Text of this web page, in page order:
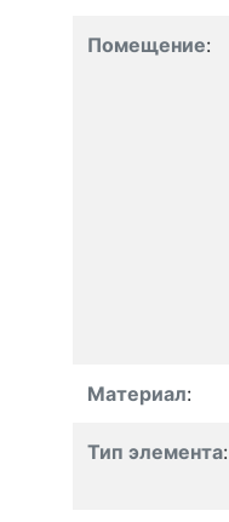
Помещение:
Материал:
Тип элемента: